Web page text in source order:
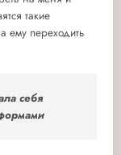
такие
ему переходить
себя